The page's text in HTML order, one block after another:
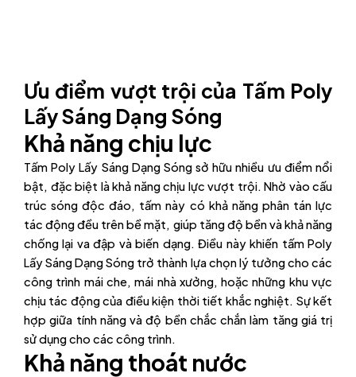
Ưu điểm vượt trội của Tấm Poly
Lấy Sáng Dạng Sóng
Khả năng chịu lực
Tấm Poly Lấy Sáng Dạng Sóng sở hữu nhiều ưu điểm nổi
bật, đặc biệt là khả năng chịu lực vượt trội. Nhờ vào cấu
trúc sóng độc đáo, tấm này có khả năng phân tán lực
tác động đều trên bề mặt, giúp tăng độ bền và khả năng
chống lại va đập và biến dạng. Điều này khiến tấm Poly
Lấy Sáng Dạng Sóng trở thành lựa chọn lý tưởng cho các
công trình mái che, mái nhà xưởng, hoặc những khu vực
chịu tác động của điều kiện thời tiết khắc nghiệt. Sự kết
hợp giữa tính năng và độ bền chắc chắn làm tăng giá trị
sử dụng cho các công trình.
Khả năng thoát nước